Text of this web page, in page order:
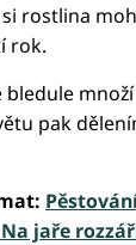
rostlina
rok.
bledule
pak
jaře